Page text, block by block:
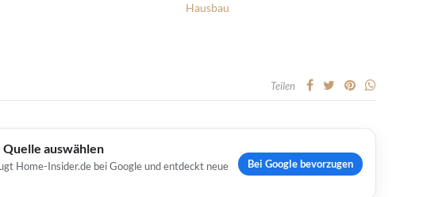
Hausbau
Teilen
auswählen
Home-Insider.de bei Google und entdeckt neue
Bei Google bevorzugen